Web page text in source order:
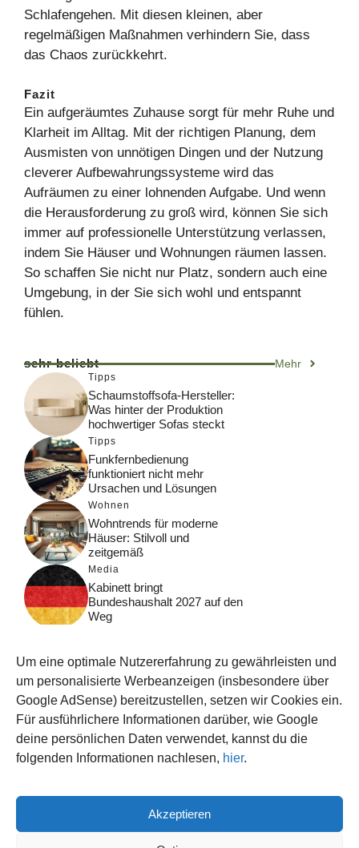
Um eine optimale Nutzererfahrung zu gewährleisten und
um personalisierte Werbeanzeigen (insbesondere über
Google AdSense) bereitzustellen, setzen wir Cookies ein.
Für ausführlichere Informationen darüber, wie Google
deine persönlichen Daten verwendet, kannst du die
folgenden Informationen nachlesen, hier.
Akzeptieren
Schlafengehen. Mit diesen kleinen, aber
regelmäßigen Maßnahmen verhindern Sie, dass
das Chaos zurückkehrt.
Fazit
Ein aufgeräumtes Zuhause sorgt für mehr Ruhe und
Klarheit im Alltag. Mit der richtigen Planung, dem
Ausmisten von unnötigen Dingen und der Nutzung
cleverer Aufbewahrungssysteme wird das
Aufräumen zu einer lohnenden Aufgabe. Und wenn
die Herausforderung zu groß wird, können Sie sich
immer auf professionelle Unterstützung verlassen,
indem Sie Häuser und Wohnungen räumen lassen.
So schaffen Sie nicht nur Platz, sondern auch eine
Umgebung, in der Sie sich wohl und entspannt
fühlen.
sehr beliebt Mehr
Tipps
Schaumstoffsofa-Hersteller:
Was hinter der Produktion
hochwertiger Sofas steckt
Tipps
Funkfernbedienung
funktioniert nicht mehr
Ursachen und Lösungen
Wohnen
Wohntrends für moderne
Häuser: Stilvoll und
zeitgemäß
Media
Kabinett bringt
Bundeshaushalt 2027 auf den
Weg
Funktionsweise, Prozesse
und Rankinglogik
Computer
Wieso habe ich im moment
kein Internet?
© 2026 WISSEN123.DE
IMPRESSUM